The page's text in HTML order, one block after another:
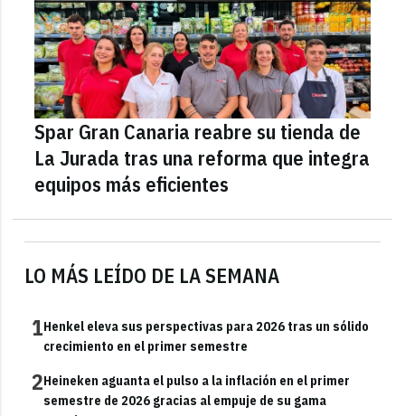
LO MÁS LEÍDO DE LA SEMANA
1Henkel eleva sus perspectivas para 2026 tras un sólido
crecimiento en el primer semestre
2Heineken aguanta el pulso a la inflación en el primer
semestre de 2026 gracias al empuje de su gama
Spar Gran Canaria reabre su tienda de
La Jurada tras una reforma que integra
equipos más eficientes